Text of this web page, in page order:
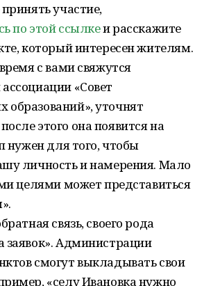
участие,
по этой ссылкеи расскажите
который интересен жителям.
с вами свяжутся
«Совет
уточнят
этого она появится на
нужен для того, чтобы
личность и намерения. Мало
целями может представиться
связь, своего рода
заявок». Администрации
смогут выкладывать свои
«селу Ивановка нужно